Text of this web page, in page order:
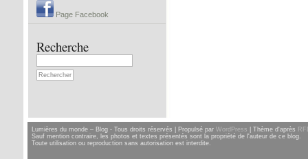
Page Facebook
Recherche
Lumières du monde – Blog - Tous droits réservés | Propulsé par WordPress | Thème d'après
Sauf mention contraire, les photos et textes présentés sont la propriété de l'auteur de ce blog.
Toute utilisation ou reproduction sans autorisation est interdite.